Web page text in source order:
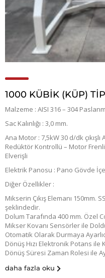
1000 KÜBİK (KÜP)
Malzeme : AISI 316 – 304
Sac Kalınlığı : 3,0 mm.
Ana Motor : 7,5kW 30 d/dk
Redüktör Kontrollü – Motor
Elverişli
Elektrik Panosu : Pano Gövde
Diğer Özellikler :
Mikserin Çıkış Elemanı 150mm.
şeklindedir.
Dolum Tarafında 400 mm. Özel
Mikser Kovanı Sensörler ile
Otomatik Olarak Durmaya
Dönüş Hızı Elektronik Potans ile
Dönüş Süresi Zaman Rolesi ile
daha fazla oku